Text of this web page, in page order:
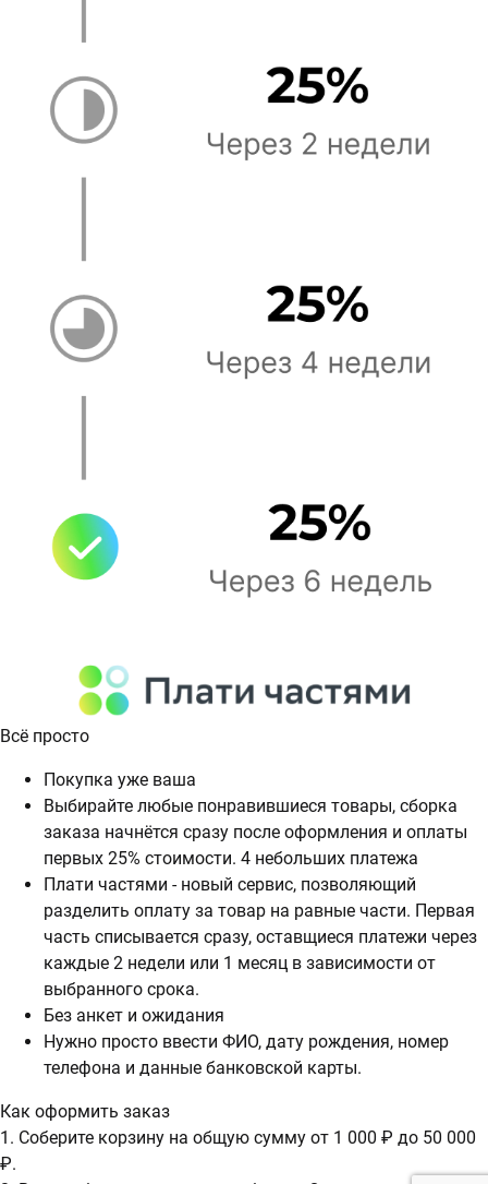
Всё просто
Покупка уже ваша
Выбирайте любые понравившиеся товары, сборка
заказа начнётся сразу после оформления и оплаты
первых 25% стоимости. 4 небольших платежа
Плати частями - новый сервис, позволяющий
разделить оплату за товар на равные части. Первая
часть списывается сразу, оставщиеся платежи через
каждые 2 недели или 1 месяц в зависимости от
выбранного срока.
Без анкет и ожидания
Нужно просто ввести ФИО, дату рождения, номер
телефона и данные банковской карты.
Как оформить заказ
1. Соберите корзину на общую сумму от 1 000 ₽ до 50 000
₽.